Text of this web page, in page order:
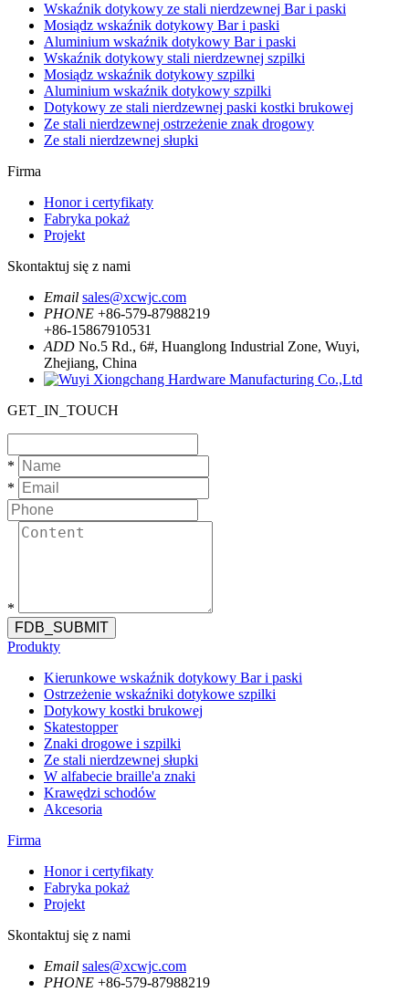
Wskaźnik dotykowy ze stali nierdzewnej Bar i paski
Mosiądz wskaźnik dotykowy Bar i paski
Aluminium wskaźnik dotykowy Bar i paski
Wskaźnik dotykowy stali nierdzewnej szpilki
Mosiądz wskaźnik dotykowy szpilki
Aluminium wskaźnik dotykowy szpilki
Dotykowy ze stali nierdzewnej paski kostki brukowej
Ze stali nierdzewnej ostrzeżenie znak drogowy
Ze stali nierdzewnej słupki
Firma
Honor i certyfikaty
Fabryka pokaż
Projekt
Skontaktuj się z nami
Email sales@xcwjc.com
PHONE +86-579-87988219
+86-15867910531
ADD No.5 Rd., 6#, Huanglong Industrial Zone, Wuyi,
Zhejiang, China
GET_IN_TOUCH
*
*
*
FDB_SUBMIT
Produkty
Kierunkowe wskaźnik dotykowy Bar i paski
Ostrzeżenie wskaźniki dotykowe szpilki
Dotykowy kostki brukowej
Skatestopper
Znaki drogowe i szpilki
Ze stali nierdzewnej słupki
W alfabecie braille'a znaki
Krawędzi schodów
Akcesoria
Firma
Honor i certyfikaty
Fabryka pokaż
Projekt
Skontaktuj się z nami
Email sales@xcwjc.com
PHONE +86-579-87988219